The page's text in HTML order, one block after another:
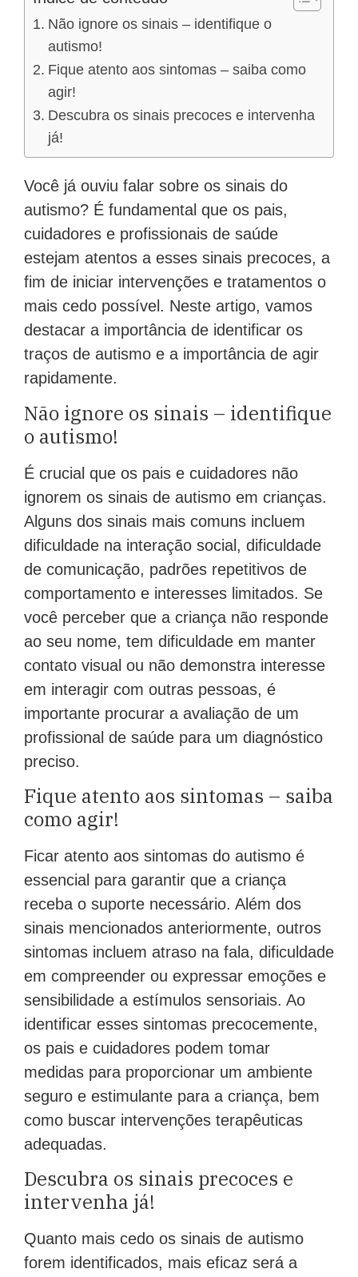
Não ignore os sinais – identifique o
autismo!
Fique atento aos sintomas – saiba como
agir!
Descubra os sinais precoces e intervenha
já!
Você já ouviu falar sobre os sinais do
autismo? É fundamental que os pais,
cuidadores e profissionais de saúde
estejam atentos a esses sinais precoces, a
fim de iniciar intervenções e tratamentos o
mais cedo possível. Neste artigo, vamos
destacar a importância de identificar os
traços de autismo e a importância de agir
rapidamente.
Não ignore os sinais – identifique
o autismo!
É crucial que os pais e cuidadores não
ignorem os sinais de autismo em crianças.
Alguns dos sinais mais comuns incluem
dificuldade na interação social, dificuldade
de comunicação, padrões repetitivos de
comportamento e interesses limitados. Se
você perceber que a criança não responde
ao seu nome, tem dificuldade em manter
contato visual ou não demonstra interesse
em interagir com outras pessoas, é
importante procurar a avaliação de um
profissional de saúde para um diagnóstico
preciso.
Fique atento aos sintomas – saiba
como agir!
Ficar atento aos sintomas do autismo é
essencial para garantir que a criança
receba o suporte necessário. Além dos
sinais mencionados anteriormente, outros
sintomas incluem atraso na fala, dificuldade
em compreender ou expressar emoções e
sensibilidade a estímulos sensoriais. Ao
identificar esses sintomas precocemente,
os pais e cuidadores podem tomar
medidas para proporcionar um ambiente
seguro e estimulante para a criança, bem
como buscar intervenções terapêuticas
adequadas.
Descubra os sinais precoces e
intervenha já!
Quanto mais cedo os sinais de autismo
forem identificados, mais eficaz será a